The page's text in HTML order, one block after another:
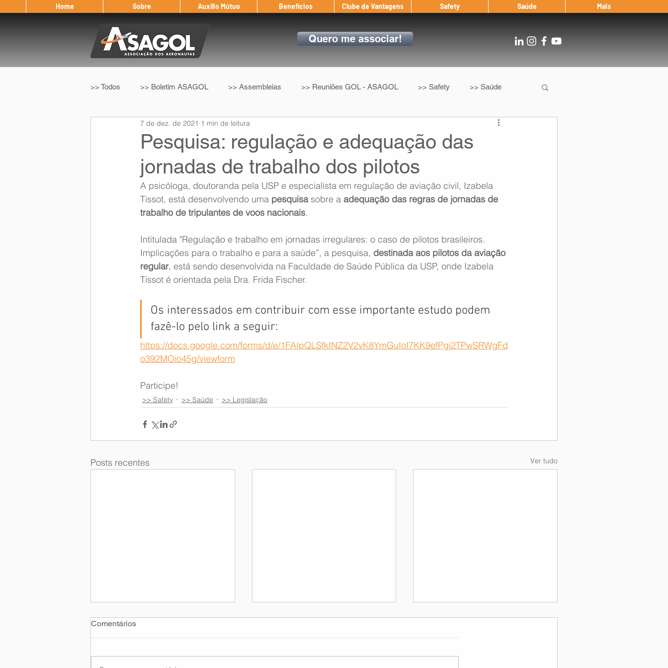
Home Sobre Auxílio Mútuo Benefícios Clube de Vantagens Safety Saúde Mais
Quero me associar!
>> Todos >> Boletim ASAGOL >> Assembleias >> Reuniões GOL - ASAGOL >> Safety >> Saúde
>> Legislação >> IFALPA >> Convenção Coletiva After Landing
Eleição ASAGOL Safety Window Auxílio Mútuo Depoimentos Amigo da ASAGOL
Sorteio de Vouchers Mercado Teste ICAO Fadigômetro Notícias
Memória Aeronáutica
Pesquisa: regulação e adequação das
jornadas de trabalho dos pilotos
7 de dez. de 2021 1 min de leitura
A psicóloga, doutoranda pela USP e especialista em regulação de aviação civil, Izabela
Tissot, está desenvolvendo uma pesquisa sobre a adequação das regras de jornadas de
trabalho de tripulantes de voos nacionais.
Intitulada "Regulação e trabalho em jornadas irregulares: o caso de pilotos brasileiros.
Implicações para o trabalho e para a saúde”, a pesquisa, destinada aos pilotos da aviação
regular, está sendo desenvolvida na Faculdade de Saúde Pública da USP, onde Izabela
Tissot é orientada pela Dra. Frida Fischer.
Os interessados em contribuir com esse importante estudo podem
fazê-lo pelo link a seguir:
https://docs.google.com/forms/d/e/1FAIpQLSfkINZ2V2vK8YmGuIoI7KK9efPgj2TPwSRWgFd
o392MOio45g/viewform
Participe!
>> Safety >> Saúde >> Legislação
Posts recentes Ver tudo
Comentários